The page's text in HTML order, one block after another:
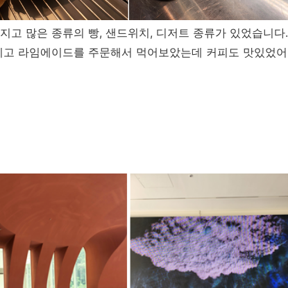
고 많은 종류의 빵, 샌드위치, 디저트 종류가 있었습니다.
라임에이드를 주문해서 먹어보았는데 커피도 맛있었어